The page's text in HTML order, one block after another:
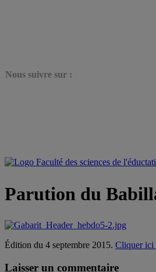
Nous suivre sur :
Parution du
Édition du 4 septembre 2015. Cliquer ici
Laisser un commentaire